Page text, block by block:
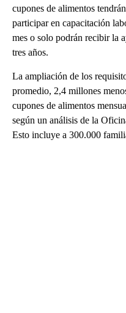
cupones de alimentos
participar en capacitación
mes o solo podrán recibir la
tres años.
La ampliación de los
promedio, 2,4 millones
cupones de alimentos
según un análisis de la
Esto incluye a 300.000